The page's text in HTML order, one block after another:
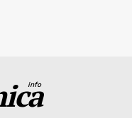
info